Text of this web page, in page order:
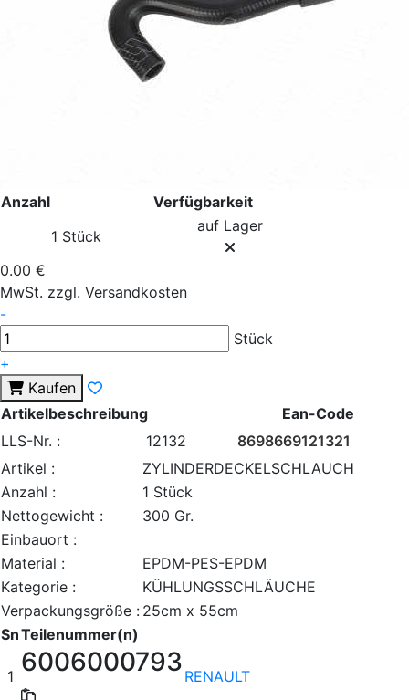
Anzahl
Verfügbarkeit
1 Stück
auf Lager
0.00 €
MwSt. zzgl. Versandkosten
-
Stück
+
Kaufen
Artikelbeschreibung
Ean-Code
LLS-Nr. :
12132
8698669121321
Artikel :
ZYLINDERDECKELSCHLAUCH
Anzahl :
1 Stück
Nettogewicht :
300 Gr.
Einbauort :
Material :
EPDM-PES-EPDM
Kategorie :
KÜHLUNGSSCHLÄUCHE
Verpackungsgröße : 25cm x 55cm
SnTeilenummer(n)
1 6006000793 RENAULT